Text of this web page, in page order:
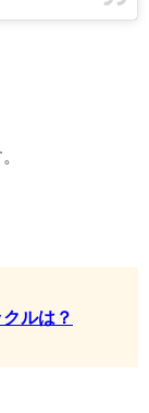
ルは？